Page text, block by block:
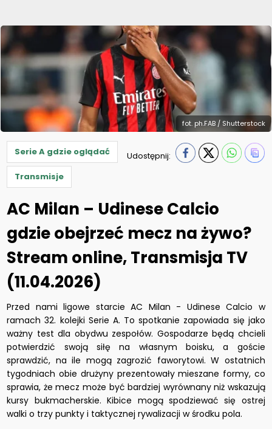
fot. ph.FAB / Shutterstock
Serie A gdzie oglądać
Transmisje
Udostępnij:
AC Milan – Udinese Calcio
gdzie obejrzeć mecz na żywo?
Stream online, Transmisja TV
(11.04.2026)
Przed nami ligowe starcie AC Milan - Udinese Calcio w
ramach 32. kolejki Serie A. To spotkanie zapowiada się jako
ważny test dla obydwu zespołów. Gospodarze będą chcieli
potwierdzić swoją siłę na własnym boisku, a goście
sprawdzić, na ile mogą zagrozić faworytowi. W ostatnich
tygodniach obie drużyny prezentowały mieszane formy, co
sprawia, że mecz może być bardziej wyrównany niż wskazują
kursy bukmacherskie. Kibice mogą spodziewać się ostrej
walki o trzy punkty i taktycznej rywalizacji w środku pola.